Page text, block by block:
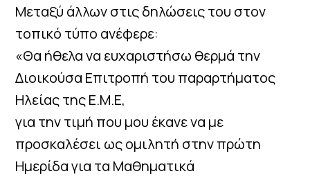
Μεταξύ άλλων στις δηλώσεις του στον
τοπικό τύπο ανέφερε:
«Θα ήθελα να ευχαριστήσω θερμά την
Διοικούσα Επιτροπή του παραρτήματος
Ηλείας της Ε.Μ.Ε,
για την τιμή που μου έκανε να με
προσκαλέσει ως ομιλητή στην πρώτη
Ημερίδα για τα Μαθηματικά